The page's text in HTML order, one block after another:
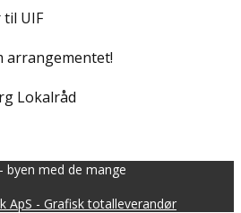
UIF
arrangementet!
Lokalråd
byen med de mange
ApS - Grafisk totalleverandør